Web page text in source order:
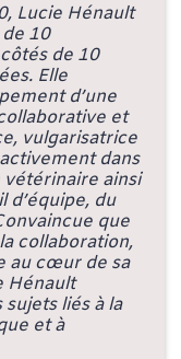
Lucie Hénault
10
de 10
Elle
d’une
et
vulgarisatrice
dans
ainsi
d’équipe, du
que
collaboration,
au cœur de sa
Hénault
liés à la
et à